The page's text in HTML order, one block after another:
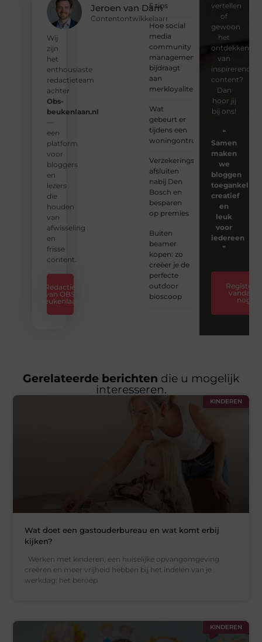
Jeroen van Dam
Contentontwikkelaarr
Wij
zijn
het
enthousiaste
redactieteam
achter
Obs-
beukenlaan.nl
—
een
platform
voor
bloggers
en
lezers
die
houden
van
afwisseling
en
frisse
content.
Redactie
van OBS
Beukenlaan
5 tips
Hoe social
media
community
management
bijdraagt
aan
merkloyaliteit
Wat
gebeurt er
tijdens een
woningontruiming?
Verzekeringspakket
afsluiten
nabij Den
Bosch en
besparen
op premies
Buiten
beamer
kopen: zo
creëer je de
perfecte
outdoor
bioscoop
vertellen
of
gewoon
het
ontdekken
van
inspirerende
content?
Dan
hoor jij
bij ons!
❝
Samen
maken
we
bloggen
toegankelijk,
creatief
en
leuk
voor
iedereen
❞
Registreer
vandaag
nog
Gerelateerde berichten die u mogelijk
interesseren.
KINDEREN
Wat doet een gastouderbureau en wat komt erbij
kijken?
Werken met kinderen, een huiselijke opvangomgeving
creëren en meer vrijheid hebben bij het indelen van je
werkdag: het beroep
KINDEREN